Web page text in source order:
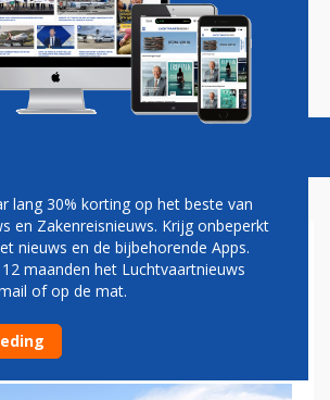
Podcasts Vacatures
DEAL
AIRLINES EN
AIRLINES
lang 30% korting op het beste van
en Zakenreisnieuws. Krijg onbeperkt
nieuws en de bijbehorende Apps.
maanden het Luchtvaartnieuws
of op de mat.